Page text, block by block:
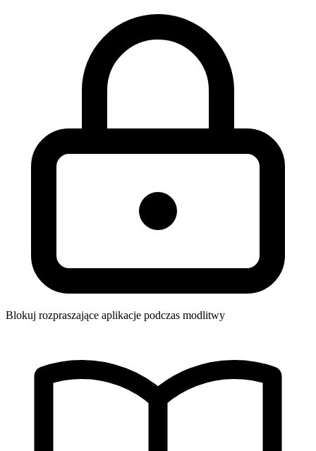
Blokuj rozpraszające aplikacje podczas modlitwy